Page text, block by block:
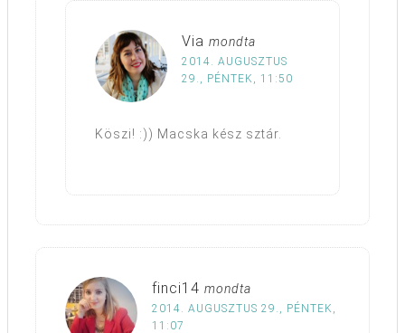
Via mondta
2014. AUGUSZTUS
29., PÉNTEK, 11:50
Köszi! :)) Macska kész sztár.
finci14 mondta
2014. AUGUSZTUS 29., PÉNTEK,
11:07